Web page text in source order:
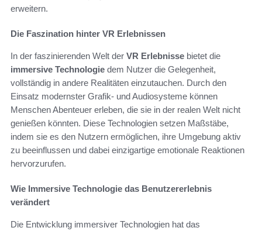
erweitern.
Die Faszination hinter VR Erlebnissen
In der faszinierenden Welt der VR Erlebnisse bietet die
immersive Technologie dem Nutzer die Gelegenheit,
vollständig in andere Realitäten einzutauchen. Durch den
Einsatz modernster Grafik- und Audiosysteme können
Menschen Abenteuer erleben, die sie in der realen Welt nicht
genießen könnten. Diese Technologien setzen Maßstäbe,
indem sie es den Nutzern ermöglichen, ihre Umgebung aktiv
zu beeinflussen und dabei einzigartige emotionale Reaktionen
hervorzurufen.
Wie Immersive Technologie das Benutzererlebnis
verändert
Die Entwicklung immersiver Technologien hat das